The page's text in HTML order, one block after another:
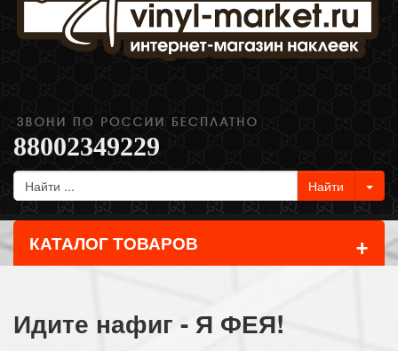
88002349229
КАТАЛОГ ТОВАРОВ +
Идите нафиг - Я ФЕЯ!